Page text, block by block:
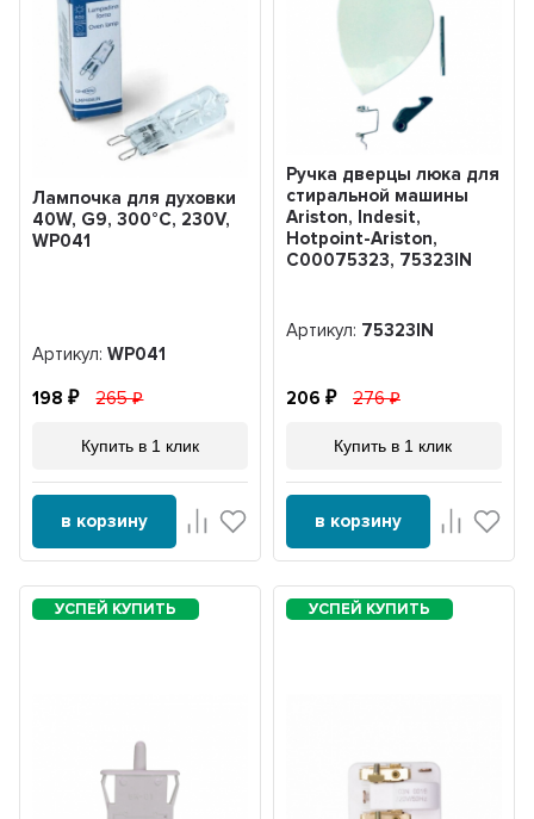
Лампочка для духовки
40W, G9, 300°C, 230V,
WP041
Артикул:WP041
198 265
Купить в 1 клик
в корзину
Ручка дверцы люка для
стиральной машины
Ariston, Indesit,
Hotpoint-Ariston,
C00075323, 75323IN
Артикул: 75323IN
206 276
Купить в 1 клик
в корзину